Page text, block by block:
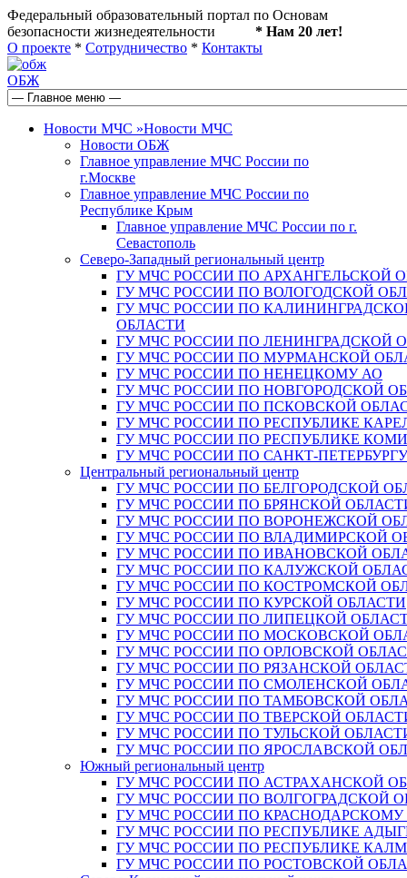
Федеральный образовательный портал по Основам
безопасности жизнедеятельности * Нам 20 лет!
О проекте * Сотрудничество * Контакты
ОБЖ
Новости МЧС »Новости МЧС
Новости ОБЖ
Главное управление МЧС России по
г.Москве
Главное управление МЧС России по
Республике Крым
Главное управление МЧС России по г.
Севастополь
Северо-Западный региональный центр
ГУ МЧС РОССИИ ПО АРХАНГЕЛЬСКОЙ
ГУ МЧС РОССИИ ПО ВОЛОГОДСКОЙ
ГУ МЧС РОССИИ ПО
ОБЛАСТИ
ГУ МЧС РОССИИ ПО ЛЕНИНГРАДСКОЙ
ГУ МЧС РОССИИ ПО МУРМАНСКОЙ
ГУ МЧС РОССИИ ПО НЕНЕЦКОМУ АО
ГУ МЧС РОССИИ ПО НОВГОРОДСКОЙ
ГУ МЧС РОССИИ ПО ПСКОВСКОЙ
ГУ МЧС РОССИИ ПО РЕСПУБЛИКЕ
ГУ МЧС РОССИИ ПО РЕСПУБЛИКЕ КОМИ
ГУ МЧС РОССИИ ПО САНКТ-ПЕТЕРБУРГУ
Центральный региональный центр
ГУ МЧС РОССИИ ПО БЕЛГОРОДСКОЙ
ГУ МЧС РОССИИ ПО БРЯНСКОЙ
ГУ МЧС РОССИИ ПО ВОРОНЕЖСКОЙ
ГУ МЧС РОССИИ ПО ВЛАДИМИРСКОЙ
ГУ МЧС РОССИИ ПО ИВАНОВСКОЙ
ГУ МЧС РОССИИ ПО КАЛУЖСКОЙ
ГУ МЧС РОССИИ ПО КОСТРОМСКОЙ
ГУ МЧС РОССИИ ПО КУРСКОЙ ОБЛАСТИ
ГУ МЧС РОССИИ ПО ЛИПЕЦКОЙ
ГУ МЧС РОССИИ ПО МОСКОВСКОЙ
ГУ МЧС РОССИИ ПО ОРЛОВСКОЙ
ГУ МЧС РОССИИ ПО РЯЗАНСКОЙ
ГУ МЧС РОССИИ ПО СМОЛЕНСКОЙ
ГУ МЧС РОССИИ ПО ТАМБОВСКОЙ
ГУ МЧС РОССИИ ПО ТВЕРСКОЙ
ГУ МЧС РОССИИ ПО ТУЛЬСКОЙ
ГУ МЧС РОССИИ ПО ЯРОСЛАВСКОЙ
Южный региональный центр
ГУ МЧС РОССИИ ПО АСТРАХАНСКОЙ
ГУ МЧС РОССИИ ПО ВОЛГОГРАДСКОЙ
ГУ МЧС РОССИИ ПО
ГУ МЧС РОССИИ ПО РЕСПУБЛИКЕ
ГУ МЧС РОССИИ ПО РЕСПУБЛИКЕ
ГУ МЧС РОССИИ ПО РОСТОВСКОЙ